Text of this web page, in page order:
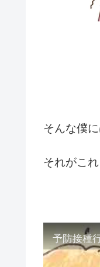
そんな僕
それがこれ
予防接種